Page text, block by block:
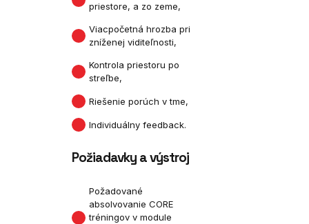
priestore, a zo zeme,
Viacpočetná hrozba pri
zníženej viditeľnosti,
Kontrola priestoru po
streľbe,
Riešenie porúch v tme,
Individuálny feedback.
Požiadavky a výstroj
Požadované
absolvovanie CORE
tréningov v module